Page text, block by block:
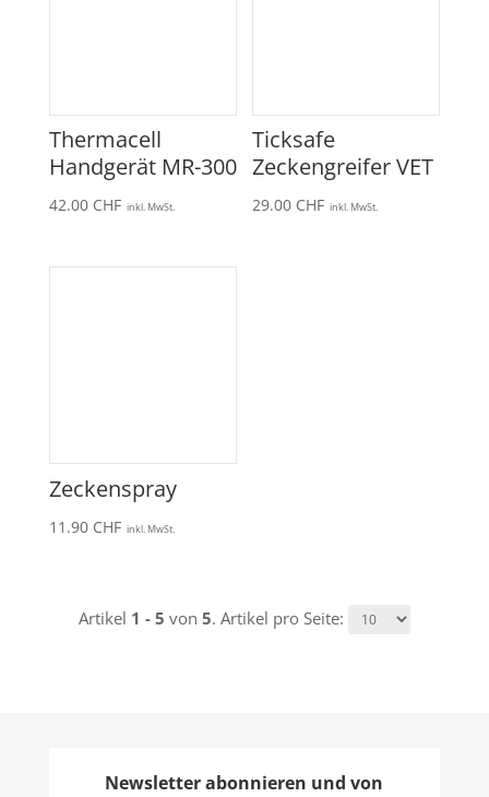
Thermacell
Handgerät MR-300
42.00 CHF inkl. MwSt.
Ticksafe
Zeckengreifer VET
29.00 CHF inkl. MwSt.
Zeckenspray
11.90 CHF inkl. MwSt.
Artikel 1 - 5 von 5. Artikel pro Seite:
Newsletter abonnieren und von